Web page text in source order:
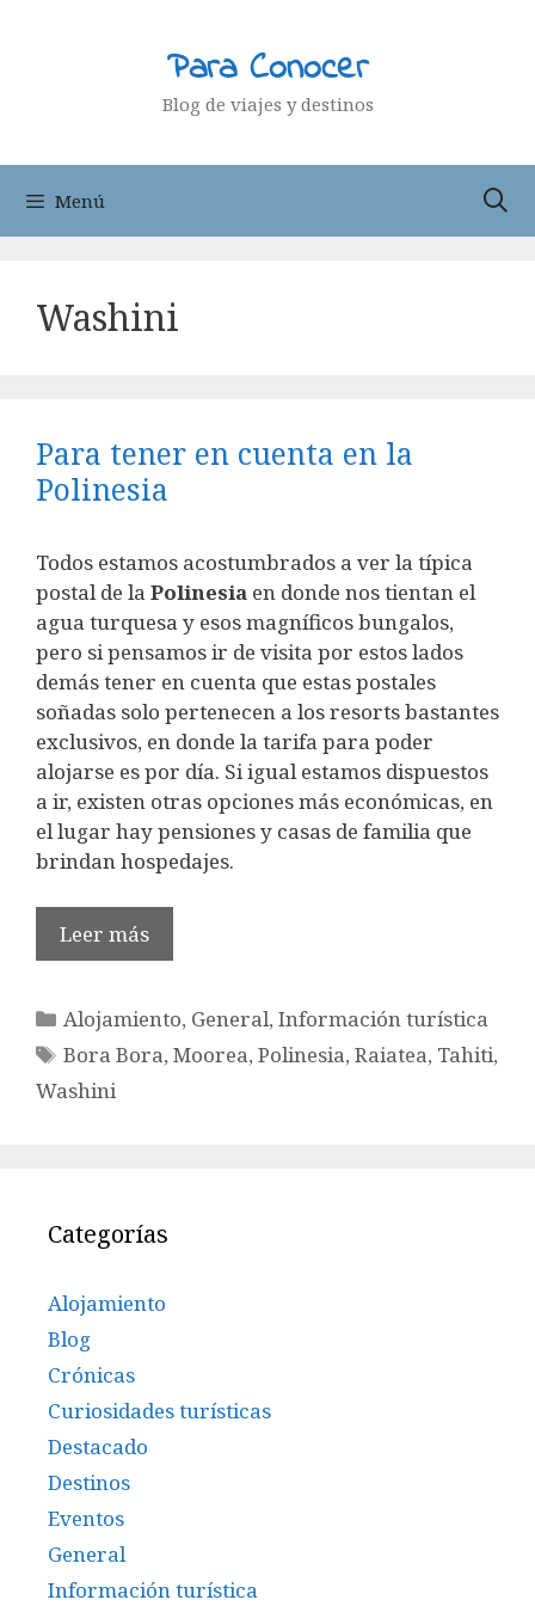
Para Conocer
Blog de viajes y destinos
Menú
Washini
Para tener en cuenta en la
Polinesia
Todos estamos acostumbrados a ver la típica
postal de la Polinesia en donde nos tientan el
agua turquesa y esos magníficos bungalos,
pero si pensamos ir de visita por estos lados
demás tener en cuenta que estas postales
soñadas solo pertenecen a los resorts bastantes
exclusivos, en donde la tarifa para poder
alojarse es por día. Si igual estamos dispuestos
a ir, existen otras opciones más económicas, en
el lugar hay pensiones y casas de familia que
brindan hospedajes.
Leer más
Categorías
Alojamiento, General,Información turística
Etiquetas
Bora Bora,Moorea,Polinesia,Raiatea, Tahiti,
Washini
Categorías
Alojamiento
Blog
Crónicas
Curiosidades turísticas
Destacado
Destinos
Eventos
General
Información turística